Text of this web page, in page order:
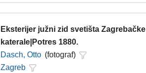
Eksterijer južni zid svetišta Zagrebačke
katerale|Potres 1880.
Dasch, Otto (fotograf)
Zagreb